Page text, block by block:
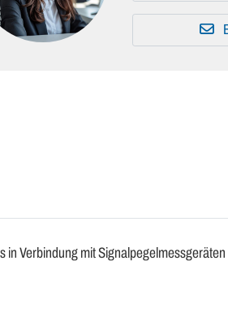
Verbindung mit Signalpegelmessgeräten